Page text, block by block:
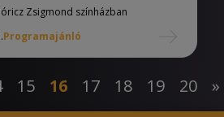
Zsigmond színházban
Programajánló
15 16 17 18 19 20 »